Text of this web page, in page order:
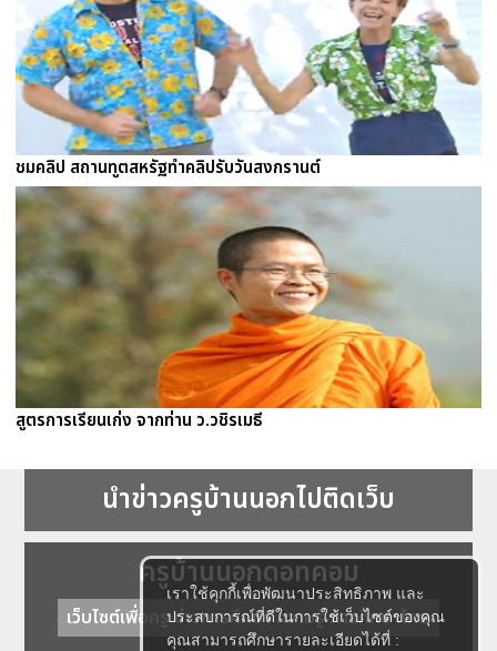
เราใช้คุกกี้เพื่อพัฒนาประสิทธิภาพ และ
ประสบการณ์ที่ดีในการใช้เว็บไซต์ของคุณ
คุณสามารถศึกษารายละเอียดได้ที่ :
ชมคลิป สถานทูตสหรัฐทำคลิปรับวันสงกรานต์
สูตรการเรียนเก่ง จากท่าน ว.วชิรเมธี
นำข่าวครูบ้านนอกไปติดเว็บ
ครูบ้านนอกดอทคอม
เว็บไซต์เพื่อครู ข่าวการศึกษา ความรู้ การศึกษาไทย